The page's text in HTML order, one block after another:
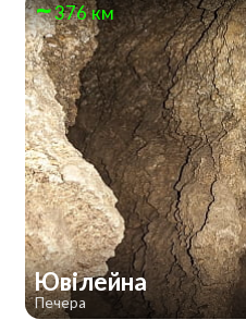
376 км
Ювілейна
Печера